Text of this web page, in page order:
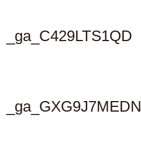
_ga_C429LTS1QD
_ga_GXG9J7MEDN